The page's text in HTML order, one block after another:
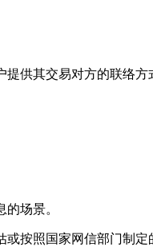
供其交易对方的联络
场景。
按照国家网信部门制